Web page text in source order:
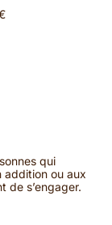
qui
addition ou aux
de s’engager.